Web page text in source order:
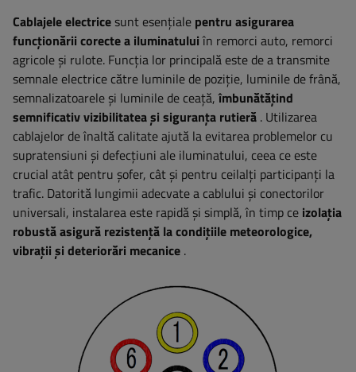
Cablajele electricesunt esențiale pentru asigurarea
funcționării corecte a iluminatuluiîn remorci auto, remorci
agricole și rulote. Funcția lor principală este de a transmite
semnale electrice către luminile de poziție, luminile de frână,
semnalizatoarele și luminile de ceață,îmbunătățind
semnificativ vizibilitatea și siguranța rutieră . Utilizarea
cablajelor de înaltă calitate ajută la evitarea problemelor cu
supratensiuni și defecțiuni ale iluminatului, ceea ce este
crucial atât pentru șofer, cât și pentru ceilalți participanți la
trafic. Datorită lungimii adecvate a cablului și conectorilor
universali, instalarea este rapidă și simplă, în timp ce izolația
robustă asigură rezistență la condițiile meteorologice,
vibrații și deteriorări mecanice .